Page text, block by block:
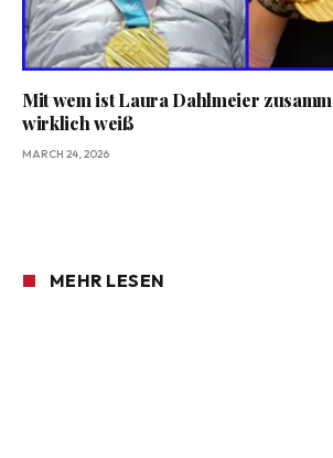
Mit wem ist Laura Dahlmeier
wirklich weiß
MARCH 24, 2026
MEHR LESEN